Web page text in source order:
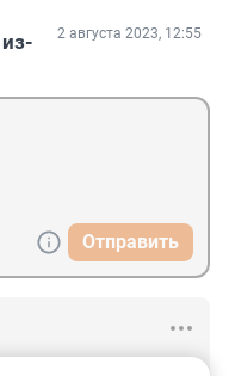
2 августа 2023, 12:55
Отправить